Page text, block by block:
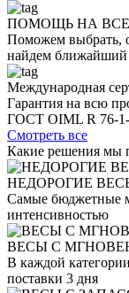
ПОМОЩЬ НА
Поможем выбрать,
найдем ближайший
Международная
Гарантия на всю
ГОСТ OIML R 76-
Смотреть все
Какие решения мы
НЕДОРОГИЕ
Самые бюджетные
интенсивностью
ВЕСЫ С
В каждой
поставки 3 дня